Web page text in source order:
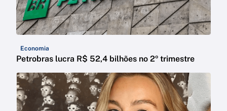
Economia
Petrobras lucra R$ 52,4 bilhões no 2º trimestre